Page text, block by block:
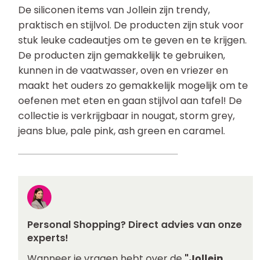
De siliconen items van Jollein zijn trendy,
praktisch en stijlvol. De producten zijn stuk voor
stuk leuke cadeautjes om te geven en te krijgen.
De producten zijn gemakkelijk te gebruiken,
kunnen in de vaatwasser, oven en vriezer en
maakt het ouders zo gemakkelijk mogelijk om te
oefenen met eten en gaan stijlvol aan tafel! De
collectie is verkrijgbaar in nougat, storm grey,
jeans blue, pale pink, ash green en caramel.
Personal Shopping? Direct advies van onze
experts!